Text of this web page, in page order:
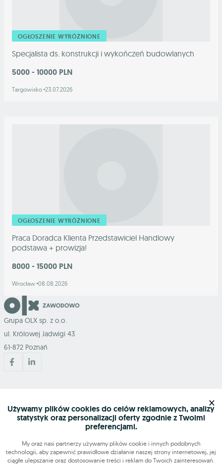
OGŁOSZENIE WYRÓŻNIONE
Specjalista ds. konstrukcji i wykończeń budowlanych
5000 - 10000 PLN
Targowisko 23.07.2026
OGŁOSZENIE WYRÓŻNIONE
Praca Doradca Klienta Przedstawiciel Handlowy
podstawa + prowizja!
8000 - 15000 PLN
Wrocław 08.08.2026
Grupa OLX sp. z o.o.
ul. Królowej Jadwigi 43
61-872 Poznań
Znajdź nas
Używamy plików cookies do celów reklamowych, analizy
statystyk oraz personalizacji oferty zgodnie z Twoimi
preferencjami.
My oraz nasi partnerzy używamy plików cookie i innych podobnych
technologii, aby zapewnić prawidłowe działanie naszej strony internetowej, jej
ciągłe ulepszanie oraz dostosowanie treści i reklam do Twoich zainteresowań.
×